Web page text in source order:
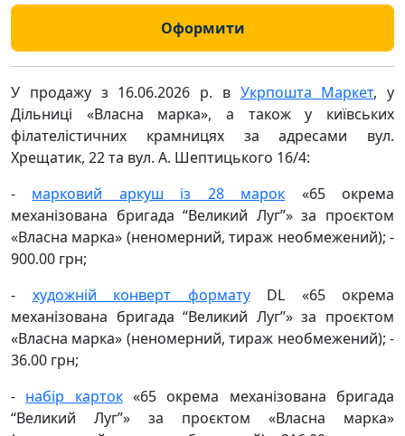
Оформити
У продажу з 16.06.2026 р. в Укрпошта Маркет, у
Дільниці «Власна марка», а також у київських
філателістичних крамницях за адресами вул.
Хрещатик, 22 та вул. А. Шептицького 16/4:
- марковий аркуш із 28 марок «65 окрема
механізована бригада “Великий Луг”» за проєктом
«Власна марка» (неномерний, тираж необмежений); -
900.00 грн;
- художній конверт форматуDL «65 окрема
механізована бригада “Великий Луг”» за проєктом
«Власна марка» (неномерний, тираж необмежений); -
36.00 грн;
- набір карток«65 окрема механізована бригада
“Великий Луг”» за проєктом «Власна марка»